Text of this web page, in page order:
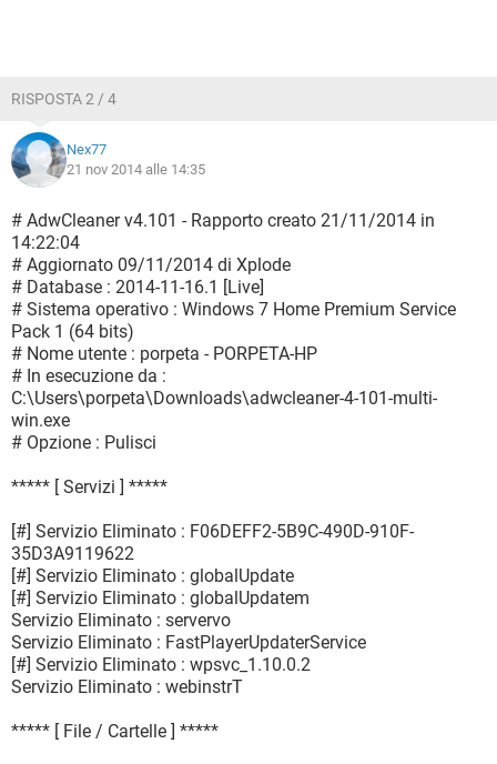
RISPOSTA 2 / 4
Nex77
21 nov 2014 alle 14:35
# AdwCleaner v4.101 - Rapporto creato 21/11/2014 in
14:22:04
# Aggiornato 09/11/2014 di Xplode
# Database : 2014-11-16.1 [Live]
# Sistema operativo : Windows 7 Home Premium Service
Pack 1 (64 bits)
# Nome utente : porpeta - PORPETA-HP
# In esecuzione da :
C:\Users\porpeta\Downloads\adwcleaner-4-101-multi-
win.exe
# Opzione : Pulisci
***** [ Servizi ] *****
[#] Servizio Eliminato : F06DEFF2-5B9C-490D-910F-
35D3A9119622
[#] Servizio Eliminato : globalUpdate
[#] Servizio Eliminato : globalUpdatem
Servizio Eliminato : servervo
Servizio Eliminato : FastPlayerUpdaterService
[#] Servizio Eliminato : wpsvc_1.10.0.2
Servizio Eliminato : webinstrT
***** [ File / Cartelle ] *****